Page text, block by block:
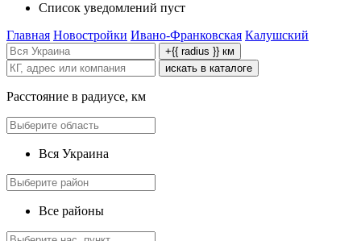
Список уведомлений пуст
Главная Новостройки Ивано-Франковская Калушский
+{{ radius }} км
искать в каталоге
Расстояние в радиусе, км
Вся Украина
Все районы